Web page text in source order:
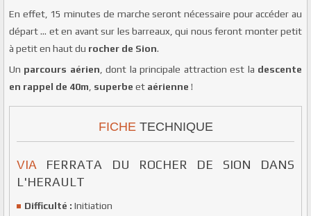
En effet, 15 minutes de marche seront nécessaire pour accéder au
départ … et en avant sur les barreaux, qui nous feront monter petit
à petit en haut du rocher de Sion.
Un parcours aérien , dont la principale attraction est la descente
en rappel de 40m superbe et aérienne !
FICHETECHNIQUE
VIA FERRATA DU ROCHER DE SION DANS
L'HERAULT
Difficulté : Initiation